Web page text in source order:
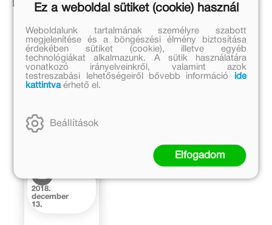
Kapcsolódó írások
2018.
december
13.
Ez a weboldal sütiket (cookie) használ
Weboldalunk tartalmának személyre szabott
megjelenítése és a böngészési élmény biztosítása
érdekében sütiket (cookie), illetve egyéb
technológiákat alkalmazunk. A sütik használatára
vonatkozó irányelveinkről, valamint azok
testreszabási lehetőségeiről bővebb információ
ide
kattintvaérhető el.
Beállítások
Elfogadom